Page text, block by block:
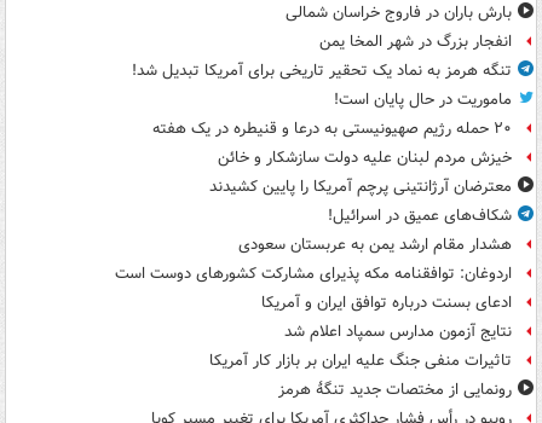
بارش باران در فاروج خراسان شمالی
انفجار بزرگ در شهر المخا یمن
تنگه هرمز به نماد یک تحقیر تاریخی برای آمریکا تبدیل شد!
ماموریت در حال پایان است!
۲۰ حمله رژیم صهیونیستی به درعا و قنیطره در یک هفته
خیزش مردم لبنان علیه دولت سازشکار و خائن
معترضان آرژانتینی پرچم آمریکا را پایین کشیدند
شکاف‌های عمیق در اسرائیل!
هشدار مقام ارشد یمن به عربستان سعودی
اردوغان: توافقنامه مکه پذیرای مشارکت کشورهای دوست است
ادعای بسنت درباره توافق ایران و آمریکا
نتایج آزمون مدارس سمپاد اعلام شد
تاثیرات منفی جنگ علیه ایران بر بازار کار آمریکا
رونمایی از مختصات جدید تنگۀ هرمز